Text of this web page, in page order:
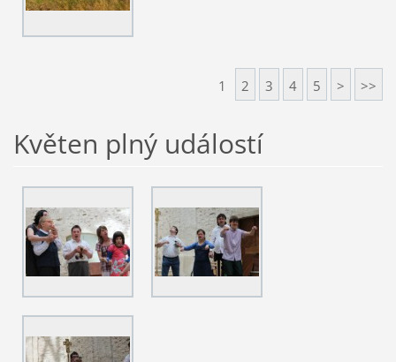
1 2 3 4 5 > >>
Květen plný událostí